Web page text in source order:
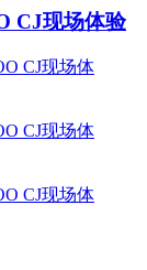
CJ现场体验